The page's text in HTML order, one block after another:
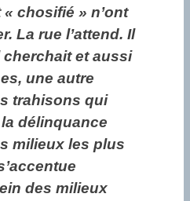
chosifié » n’ont
La rue l’attend. Il
cherchait et aussi
une autre
trahisons qui
délinquance
milieux les plus
des milieux